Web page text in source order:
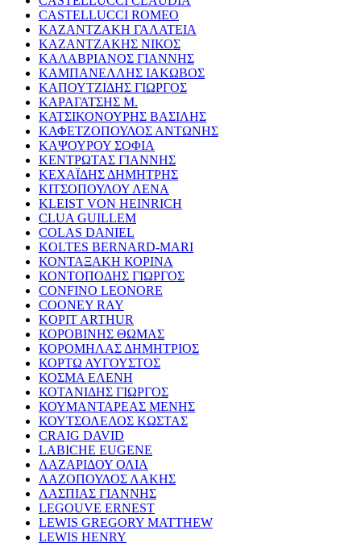
CASTELLUCCI ROMEO
ΚΑΖΑΝΤΖΑΚΗ ΓΑΛΑΤΕΙΑ
ΚΑΖΑΝΤΖΑΚΗΣ ΝΙΚΟΣ
ΚΑΛΑΒΡΙΑΝΟΣ ΓΙΑΝΝΗΣ
ΚΑΜΠΑΝΕΛΛΗΣ ΙΑΚΩΒΟΣ
ΚΑΠΟΥΤΖΙΔΗΣ ΓΙΩΡΓΟΣ
ΚΑΡΑΓΑΤΣΗΣ Μ.
ΚΑΤΣΙΚΟΝΟΥΡΗΣ ΒΑΣΙΛΗΣ
ΚΑΦΕΤΖΟΠΟΥΛΟΣ ΑΝΤΩΝΗΣ
ΚΑΨΟΥΡΟΥ ΣΟΦΙΑ
ΚΕΝΤΡΩΤΑΣ ΓΙΑΝΝΗΣ
ΚΕΧΑΪΔΗΣ ΔΗΜΗΤΡΗΣ
ΚΙΤΣΟΠΟΥΛΟΥ ΛΕΝΑ
KLEIST VON HEINRICH
CLUA GUILLEM
COLAS DANIEL
KOLTES BERNARD-MARI
ΚΟΝΤΑΞΑΚΗ ΚΟΡΙΝΑ
ΚΟΝΤΟΠΟΔΗΣ ΓΙΩΡΓΟΣ
CONFINO LEONORE
COONEY RAY
KOPIT ARTHUR
ΚΟΡΟΒΙΝΗΣ ΘΩΜΑΣ
ΚΟΡΟΜΗΛΑΣ ΔΗΜΗΤΡΙΟΣ
ΚΟΡΤΩ ΑΥΓΟΥΣΤΟΣ
ΚΟΣΜΑ ΕΛΕΝΗ
ΚΟΤΑΝΙΔΗΣ ΓΙΩΡΓΟΣ
ΚΟΥΜΑΝΤΑΡΕΑΣ ΜΕΝΗΣ
ΚΟΥΤΣΟΛΕΛΟΣ ΚΩΣΤΑΣ
CRAIG DAVID
LABICHE EUGENE
ΛΑΖΑΡΙΔΟΥ ΟΛΙΑ
ΛΑΖΟΠΟΥΛΟΣ ΛΑΚΗΣ
ΛΑΣΠΙΑΣ ΓΙΑΝΝΗΣ
LEGOUVE ERNEST
LEWIS GREGORY MATTHEW
LEWIS HENRY